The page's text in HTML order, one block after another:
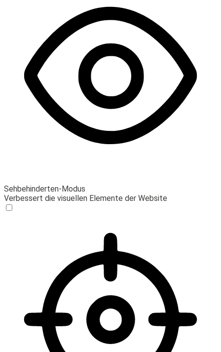
Sehbehinderten-Modus
Verbessert die visuellen Elemente der Website